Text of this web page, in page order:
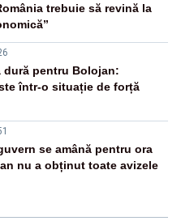
trebuie să revină la
dură pentru Bolojan:
într-o situație de forță
se amână pentru ora
nu a obținut toate avizele